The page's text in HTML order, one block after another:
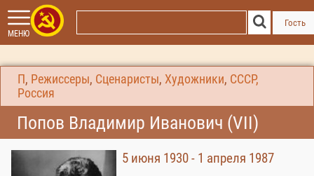
МЕНЮ
Гость
П , Режиссеры, Сценаристы, Художники, СССР,
Россия
Попов Владимир Иванович (VII)
5 июня 1930 - 1 апреля 1987